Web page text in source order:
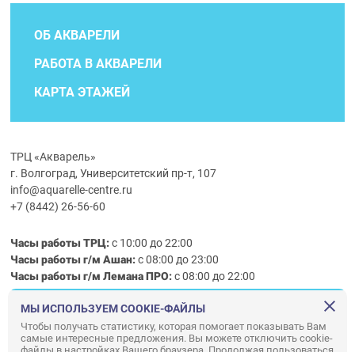
ОБ АКВАРЕЛИ
РАБОТА В АКВАРЕЛИ
КАРТА ЭТАЖЕЙ
ТРЦ «Акварель»
г. Волгоград, Университетский пр-т, 107
info@aquarelle-centre.ru
+7 (8442) 26-56-60
Часы работы ТРЦ:с 10:00 до 22:00
Часы работы г/м Ашан:с 08:00 до 23:00
Часы работыг/мЛемана ПРО:с 08:00 до 22:00
Правила посещения ТРЦ «Акварель»
ООО «АКВАРЕЛЬ»
МЫ ИСПОЛЬЗУЕМ COOKIE-ФАЙЛЫ
Чтобы получать статистику, которая помогает показывать Вам
самые интересные предложения. Вы можете отключить cookie-